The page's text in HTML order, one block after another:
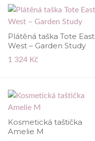
Plátěná taška Tote East
West – Garden Study
1 324 Kč
Kosmetická taštička
Amelie M